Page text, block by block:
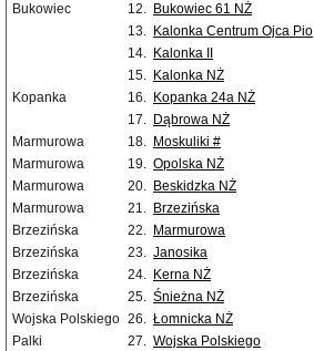
Bukowiec
12. Bukowiec 61 NŻ
13. Kalonka Centrum Ojca Pio
14. Kalonka II
15. Kalonka NŻ
Kopanka
16. Kopanka 24a NŻ
17. Dąbrowa NŻ
Marmurowa
18. Moskuliki #
Marmurowa
19. Opolska NŻ
Marmurowa
20. Beskidzka NŻ
Marmurowa
21. Brzezińska
Brzezińska
22. Marmurowa
Brzezińska
23. Janosika
Brzezińska
24. Kerna NŻ
Brzezińska
25. Śnieżna NŻ
Wojska Polskiego 26. Łomnicka NŻ
Palki
27. Wojska Polskiego